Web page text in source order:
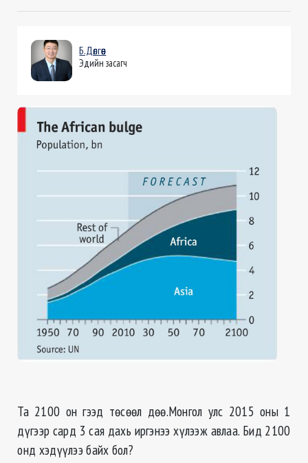
Б.Дөлгөөн
Эдийн засагч
Та 2100 он гээд төсөөл дөө.Монгол улс 2015 оны 1
дүгээр сард 3 сая дахь иргэнээ хүлээж авлаа. Бид 2100
онд хэдүүлээ байх бол?